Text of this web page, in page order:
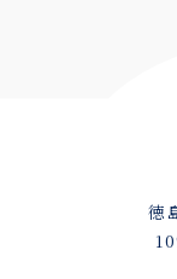
徳